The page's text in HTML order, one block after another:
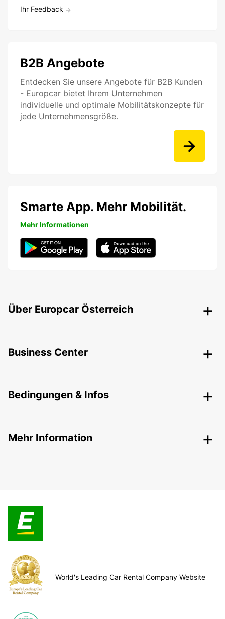
Ihr Feedback
B2B Angebote
Entdecken Sie unsere Angebote für B2B Kunden
- Europcar bietet Ihrem Unternehmen
individuelle und optimale Mobilitätskonzepte für
jede Unternehmensgröße.
Smarte App. Mehr Mobilität.
Mehr Informationen
Über Europcar Österreich
Business Center
Bedingungen & Infos
Mehr Information
World's Leading Car Rental Company Website